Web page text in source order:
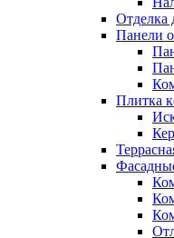
Отделка
Панели
Плитка